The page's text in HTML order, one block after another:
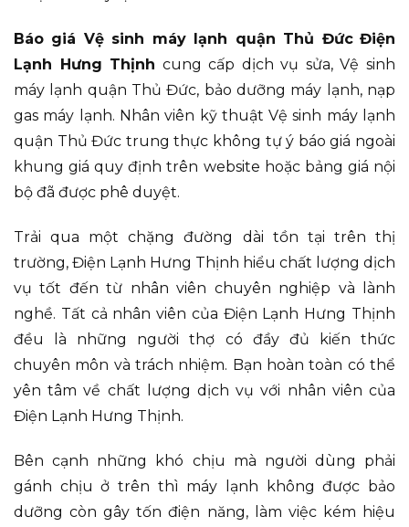
Báo giá Vệ sinh máy lạnh quận Thủ Đức Điện
Lạnh Hưng Thịnh cung cấp dịch vụ sửa, Vệ sinh
máy lạnh quận Thủ Đức, bảo dưỡng máy lạnh, nạp
gas máy lạnh. Nhân viên kỹ thuật Vệ sinh máy lạnh
quận Thủ Đức trung thực không tự ý báo giá ngoài
khung giá quy định trên website hoặc bảng giá nội
bộ đã được phê duyệt.
Trải qua một chặng đường dài tồn tại trên thị
trường, Điện Lạnh Hưng Thịnh hiểu chất lượng dịch
vụ tốt đến từ nhân viên chuyên nghiệp và lành
nghề. Tất cả nhân viên của Điện Lạnh Hưng Thịnh
đều là những người thợ có đầy đủ kiến thức
chuyên môn và trách nhiệm. Bạn hoàn toàn có thể
yên tâm về chất lượng dịch vụ với nhân viên của
Điện Lạnh Hưng Thịnh.
Bên cạnh những khó chịu mà người dùng phải
gánh chịu ở trên thì máy lạnh không được bảo
dưỡng còn gây tốn điện năng, làm việc kém hiệu